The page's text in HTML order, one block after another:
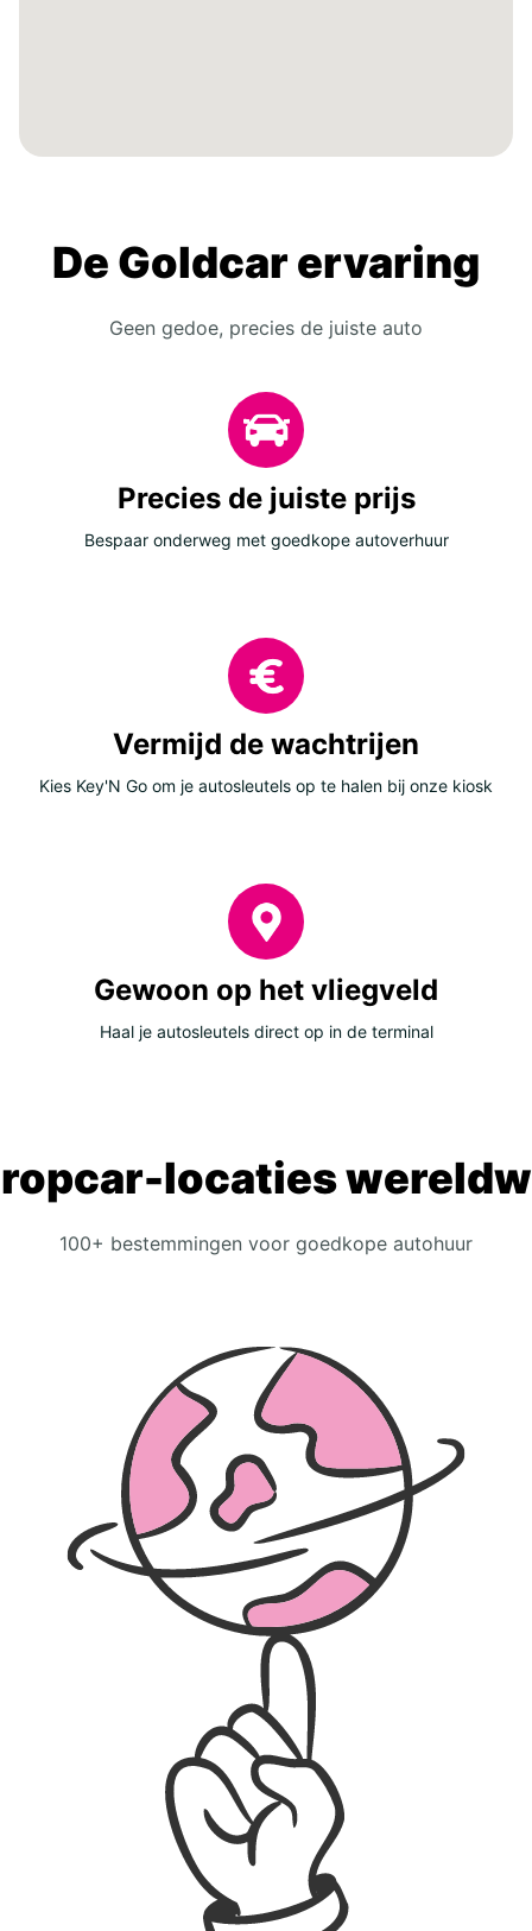
De Goldcar ervaring
Geen gedoe, precies de juiste auto
Precies de juiste prijs
Bespaar onderweg met goedkope autoverhuur
Vermijd de wachtrijen
Kies Key'N Go om je autosleutels op te halen bij onze kiosk
Gewoon op het vliegveld
Haal je autosleutels direct op in de terminal
locaties
100+ bestemmingen voor goedkope autohuur